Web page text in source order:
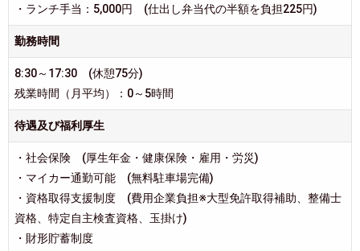
・ランチ手当：5,000円 (仕出し弁当代の半額を負担225円)
勤務時間
8:30～17:30 (休憩75分)
残業時間（月平均）：0～5時間
待遇及び福利厚生
・社会保険 (厚生年金・健康保険・雇用・労災)
・マイカー通勤可能 (無料駐車場完備)
・資格取得支援制度 (費用企業負担※大型免許取得補助、整備士
資格、特定自主検査資格、玉掛け)
・財形貯蓄制度